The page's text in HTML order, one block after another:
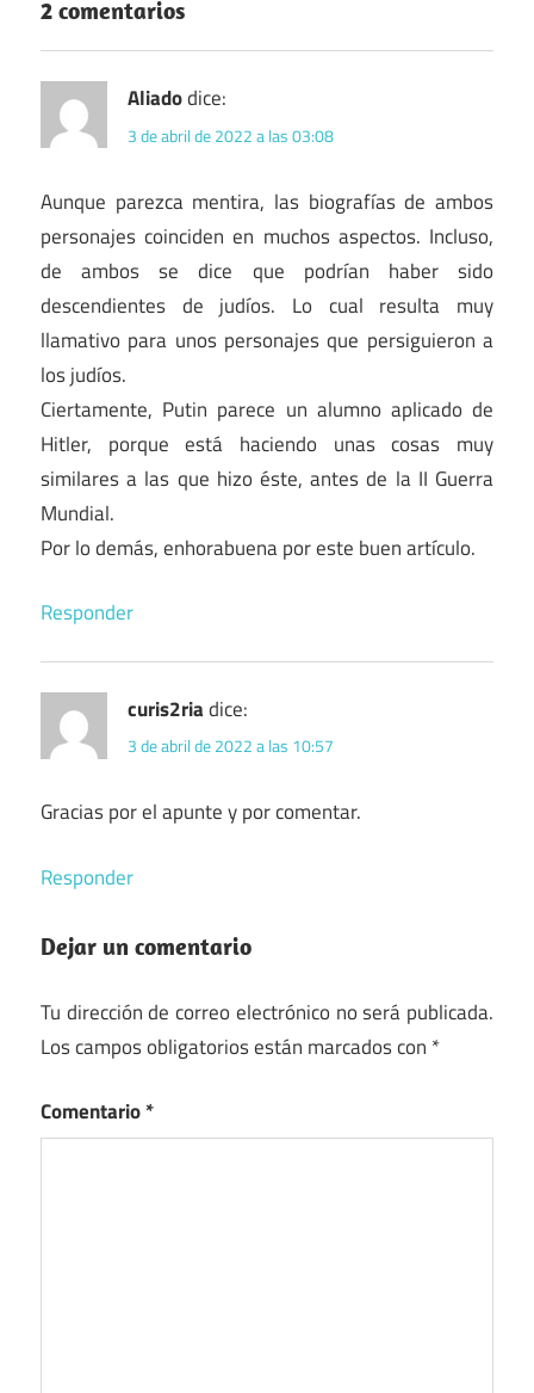
2 comentarios
Aliadodice:
3 de abril de 2022 a las 03:08
Aunque parezca mentira, las biografías de ambos
personajes coinciden en muchos aspectos. Incluso,
de ambos se dice que podrían haber sido
descendientes de judíos. Lo cual resulta muy
llamativo para unos personajes que persiguieron a
los judíos.
Ciertamente, Putin parece un alumno aplicado de
Hitler, porque está haciendo unas cosas muy
similares a las que hizo éste, antes de la II Guerra
Mundial.
Por lo demás, enhorabuena por este buen artículo.
Responder
curis2riadice:
3 de abril de 2022 a las 10:57
Gracias por el apunte y por comentar.
Responder
Dejar un comentario
Tu dirección de correo electrónico no será publicada.
Los campos obligatorios están marcados con *
Comentario*